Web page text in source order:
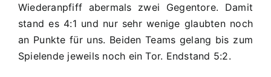
Wiederanpfiff abermals zwei Gegentore. Damit
stand es 4:1 und nur sehr wenige glaubten noch
an Punkte für uns. Beiden Teams gelang bis zum
Spielende jeweils noch ein Tor. Endstand 5:2.